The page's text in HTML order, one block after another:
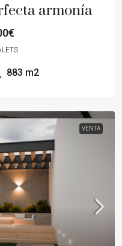
armonía
883 m2
VENTA